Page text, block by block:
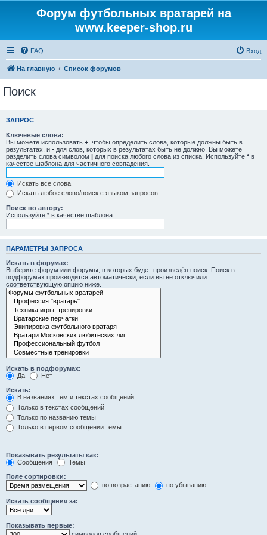
Форум футбольных вратарей на
www.keeper-shop.ru
FAQ Вход
На главную Список форумов
Поиск
ЗАПРОС
Ключевые слова:
Вы можете использовать + , чтобы определить слова, которые должны быть в
результатах, и - для слов, которых в результатах быть не должно. Вы можете
разделить слова символом | для поиска любого слова из списка. Используйте * в
качестве шаблона для частичного совпадения.
Искать все слова
Искать любое слово/поиск с языком запросов
Поиск по автору:
Используйте * в качестве шаблона.
ПАРАМЕТРЫ ЗАПРОСА
Искать в форумах:
Выберите форум или форумы, в которых будет произведён поиск. Поиск в
подфорумах производится автоматически, если вы не отключили
соответствующую опцию ниже.
Искать в подфорумах:
Да
Нет
Искать:
В названиях тем и текстах сообщений
Только в текстах сообщений
Только по названию темы
Только в первом сообщении темы
Показывать результаты как:
Сообщения
Темы
Поле сортировки:
по возрастанию
по убыванию
Искать сообщения за:
Показывать первые: